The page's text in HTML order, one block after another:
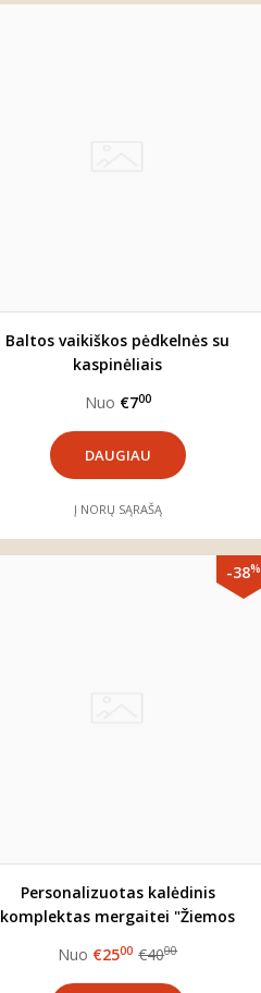
Baltos vaikiškos pėdkelnės su
kaspinėliais
Nuo €700
DAUGIAU
Į NORŲ SĄRAŠĄ
-38%
Personalizuotas kalėdinis
komplektas mergaitei "Žiemos
Nuo €2500 €4000